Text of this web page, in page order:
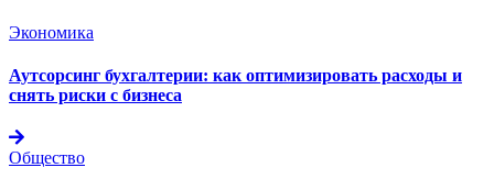
Экономика
Аутсорсинг бухгалтерии: как оптимизировать расходы и
снять риски с бизнеса
Общество